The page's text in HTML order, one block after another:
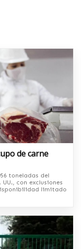
de carne
toneladas del
con exclusiones
limitado